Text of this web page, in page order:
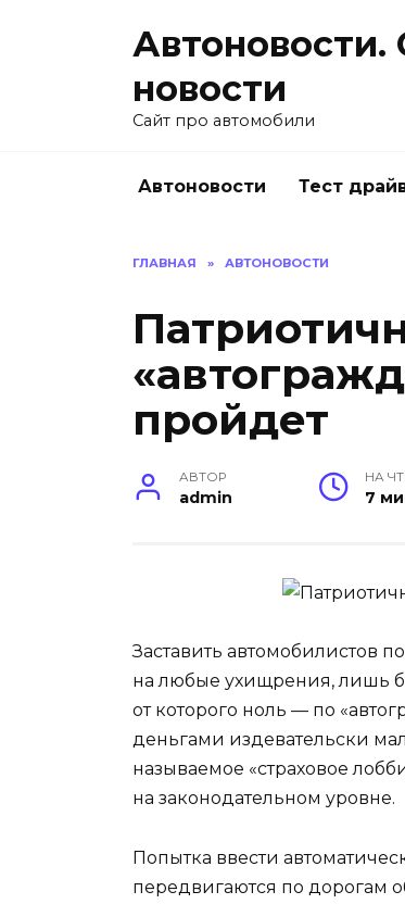
новости
Сайт про автомобили
Автоновости Тест
ГЛАВНАЯ » АВТОНОВОСТИ
пройдет
АВТОР
admin
НА
7
Заставить автомобилистов
на любые ухищрения, лишь бы
от которого ноль — по
деньгами издевательски
называемое «страховое
на законодательном уровне.
Попытка ввести
передвигаются по дорогам